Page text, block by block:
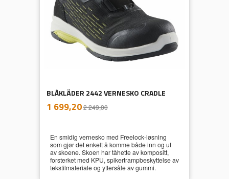
BLÅKLÄDER 2442 VERNESKO CRADLE
Tilbud
1 699,202 249,00mva.
En smidig vernesko med Freelock-løsning
som gjør det enkelt å komme både inn og ut
av skoene. Skoen har tåhette av kompositt,
forsterket med KPU, spikertrampbeskyttelse av
tekstilmateriale og yttersåle av gummi.